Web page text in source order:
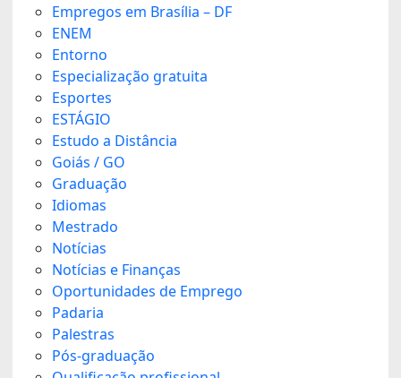
Empregos em Brasília – DF
ENEM
Entorno
Especialização gratuita
Esportes
ESTÁGIO
Estudo a Distância
Goiás / GO
Graduação
Idiomas
Mestrado
Notícias
Notícias e Finanças
Oportunidades de Emprego
Padaria
Palestras
Pós-graduação